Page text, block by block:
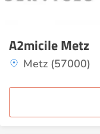
A2micile Metz
Metz (57000)